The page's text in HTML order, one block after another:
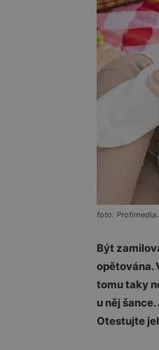
foto:
Být
opětována.
tomu taky
u něj
Otestujte